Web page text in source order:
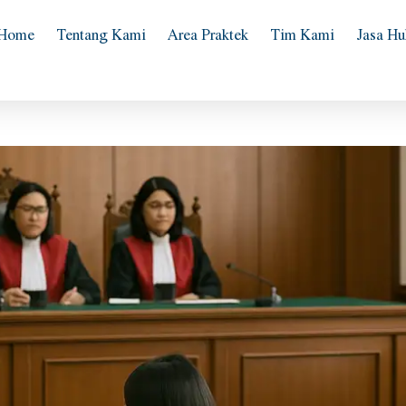
Tentang Kami Area Praktek Tim Kami Jasa